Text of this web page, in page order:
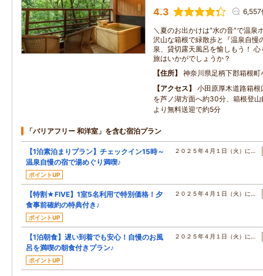
4.3 6,557
＼夏のお出かけは"水の音"で温泉
沢山な箱根で緑散歩と『温泉自慢
泉、貸切露天風呂を愉しもう！
旅はいかがでしょうか？
住所
神奈川県足柄下郡箱根
アクセス
小田原厚木道路箱
を芦ノ湖方面へ約30分、箱根登
より無料送迎で約5分
「バリアフリー 和洋室」を含む宿泊プラン
【1泊素泊まりプラン】チェックイン15時～
温泉自慢の宿で湯めぐり満喫♪
ポイントUP
２０２５年４月１日（火）に…
【特割★FIVE】1室5名利用で特別価格！夕
食事前確約の特典付き♪
ポイントUP
２０２５年４月１日（火）に…
【1泊朝食】遅い到着でも安心！自慢のお風
呂を満喫の朝食付きプラン♪
ポイントUP
２０２５年４月１日（火）に…